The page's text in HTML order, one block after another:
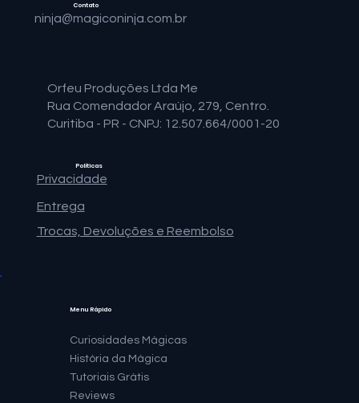
Contato
ninja@magiconinja.com.br
Orfeu Produções Ltda Me
Rua Comendador Araújo, 279, Centro.
Curitiba - PR - CNPJ: 12.507.664/0001-20
Políticas
Privacidade
Entrega
Trocas, Devoluções e Reembolso
Menu Rápido
Curiosidades Mágicas
História da Mágica
Tutoriais Grátis
Reviews